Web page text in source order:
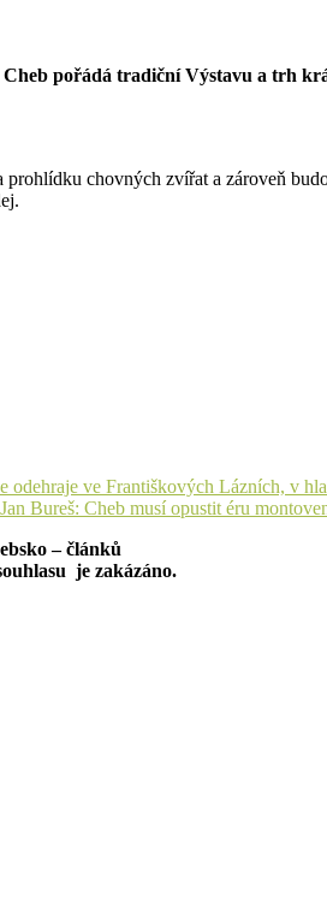
pořádá tradiční Výstavu a trh
prohlídku chovných zvířat a zároveň
odehraje ve Františkových Lázních, v
Bureš: Cheb musí opustit éru
– článků
je zakázáno.